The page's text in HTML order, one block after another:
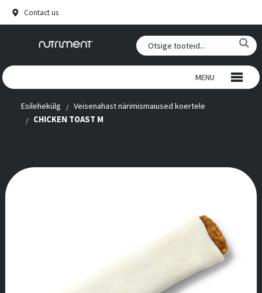
Contact us
MENU
PÕDRANAHAST NÄRIMISMAIUSED KOERTELE
SUUPISTED
Esilehekülg
Veisenahast närimismaiused koertele
CHICKEN TOAST M